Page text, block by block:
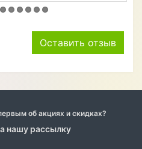
Оставить отзыв
об акциях и скидках?
нашу рассылку